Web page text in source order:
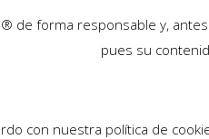
23
Dic
de forma responsable y,
pues su
con nuestra política de